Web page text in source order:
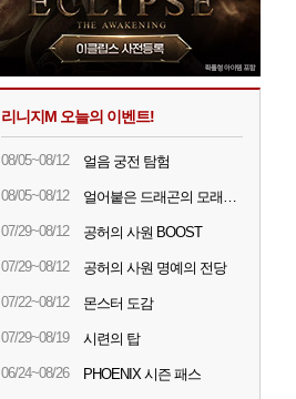
리니지M 오늘의 이벤트!
08/05~08/12 얼음 궁전 탐험
08/05~08/12 얼어붙은 드래곤의 모래시계
07/29~08/12 공허의 사원 BOOST
07/29~08/12 공허의 사원 명예의 전당
07/22~08/12 몬스터 도감
07/29~08/19 시련의 탑
06/24~08/26 PHOENIX 시즌 패스